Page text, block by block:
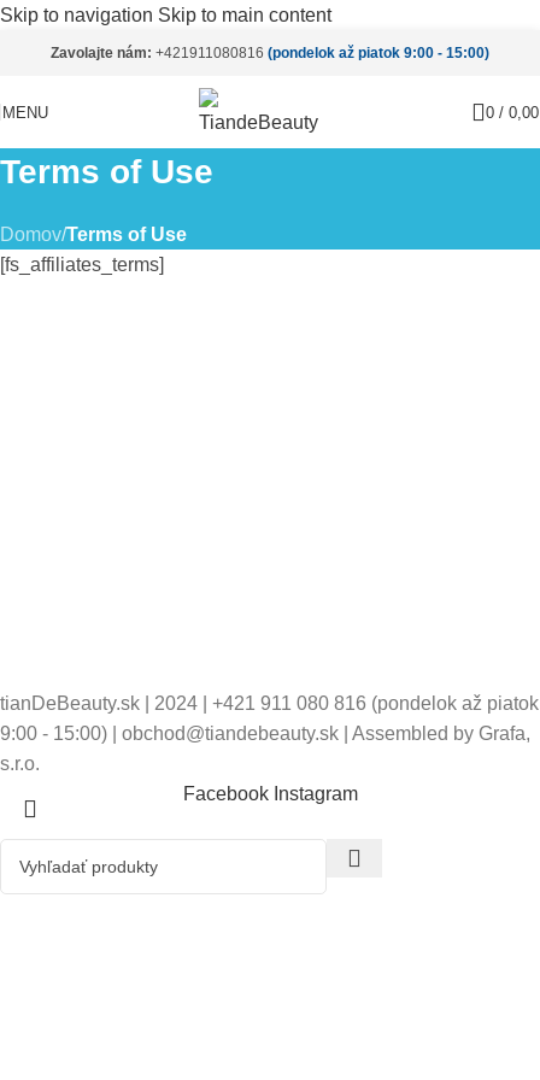
Skip to navigation Skip to main content
Zavolajte nám: +421911080816 (pondelok až piatok 9:00 - 15:00)
MENU 0 /
Terms of Use
Domov/Terms of Use
[fs_affiliates_terms]
tianDeBeauty.sk | 2024 | +421 911 080 816 (pondelok až piatok
9:00 - 15:00) | obchod@tiandebeauty.sk | Assembled by Grafa,
s.r.o.
Facebook Instagram